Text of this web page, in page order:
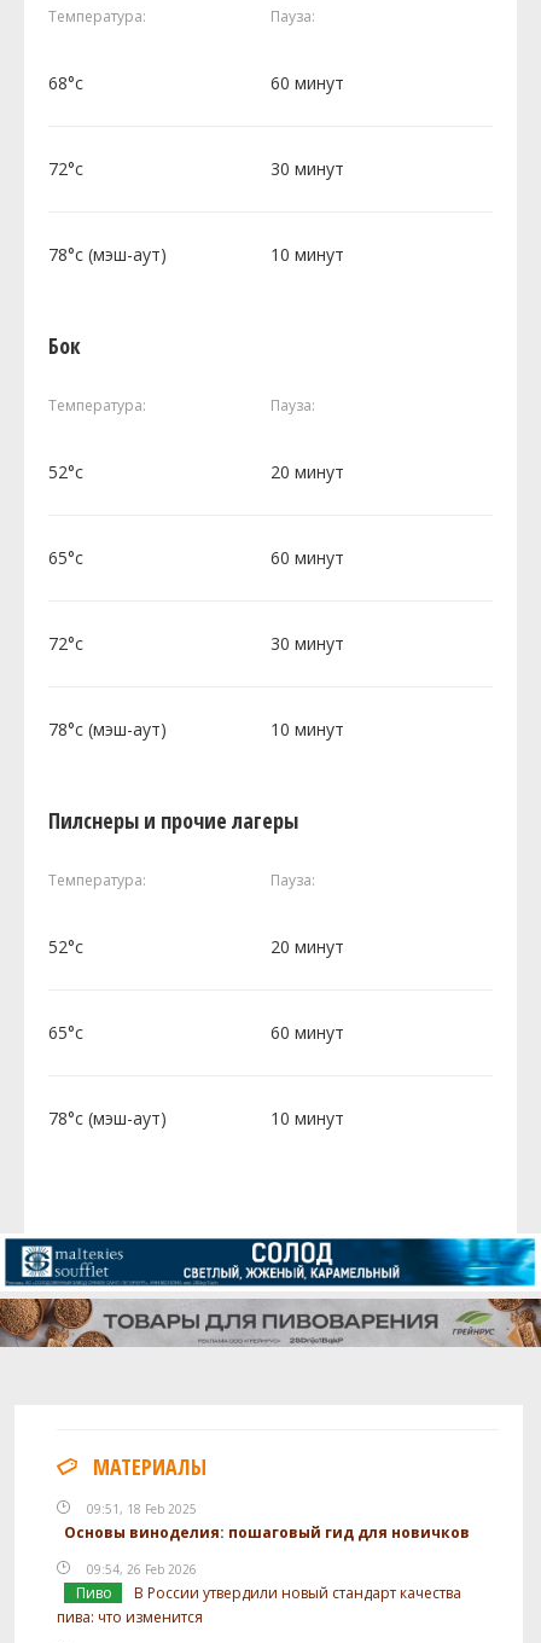
Температура: Пауза:
68°c 60 минут
72°c 30 минут
78°c (мэш-аут) 10 минут
Бок
Температура: Пауза:
52°c 20 минут
65°c 60 минут
72°c 30 минут
78°c (мэш-аут) 10 минут
Пилснеры и прочие лагеры
Температура: Пауза:
52°c 20 минут
65°c 60 минут
78°c (мэш-аут) 10 минут
МАТЕРИАЛЫ
09:51, 18 Feb 2025
Основы виноделия: пошаговый гид для новичков
09:54, 26 Feb 2026
Пиво
В России утвердили новый стандарт качества
пива: что изменится